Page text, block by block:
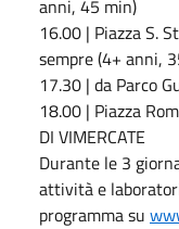
anni, 45 min)
16.00 | Piazza S.
sempre (4+ anni,
17.30 | da Parco
18.00 | Piazza
DI VIMERCATE
Durante le 3
attività e
programma su